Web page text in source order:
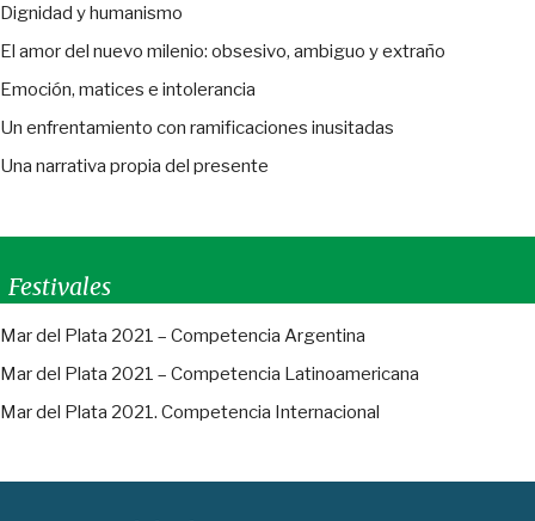
Dignidad y humanismo
El amor del nuevo milenio: obsesivo, ambiguo y extraño
Emoción, matices e intolerancia
Un enfrentamiento con ramificaciones inusitadas
Una narrativa propia del presente
Festivales
Mar del Plata 2021 – Competencia Argentina
Mar del Plata 2021 – Competencia Latinoamericana
Mar del Plata 2021. Competencia Internacional